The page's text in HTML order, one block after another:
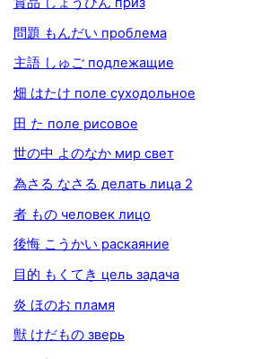
問題 もんだい проблема
主語 しゅご подлежащие
畑 はたけ поле суходольное
田 た поле рисовое
世の中 よのなか мир свет
為さる なさる делать лица 2
者 もの человек лицо
後悔 こうかい раскаяние
目的 もくてき цель задача
炎 ほのお пламя
獣 けだもの зверь